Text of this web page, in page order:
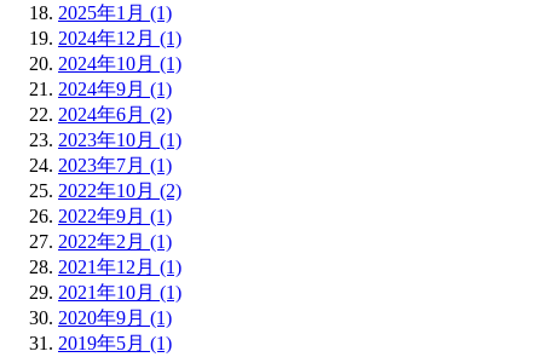
2025年1月 (1)
2024年12月 (1)
2024年10月 (1)
2024年9月 (1)
2024年6月 (2)
2023年10月 (1)
2023年7月 (1)
2022年10月 (2)
2022年9月 (1)
2022年2月 (1)
2021年12月 (1)
2021年10月 (1)
2020年9月 (1)
2019年5月 (1)